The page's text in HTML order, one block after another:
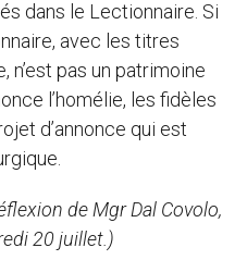
dans le Lectionnaire. Si
avec les titres
pas un patrimoine
l’homélie, les fidèles
d’annonce qui est
de Mgr Dal Covolo,
20 juillet.)